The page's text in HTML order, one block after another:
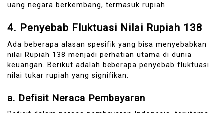
uang negara berkembang, termasuk rupiah.
4. Penyebab Fluktuasi Nilai Rupiah 138
Ada beberapa alasan spesifik yang bisa menyebabkan
nilai Rupiah 138 menjadi perhatian utama di dunia
keuangan. Berikut adalah beberapa penyebab fluktuasi
nilai tukar rupiah yang signifikan:
a. Defisit Neraca Pembayaran